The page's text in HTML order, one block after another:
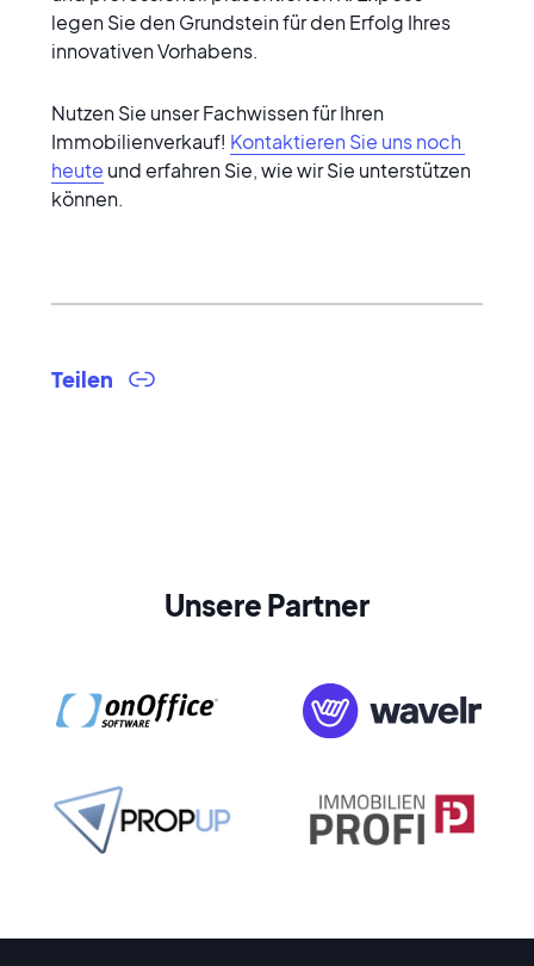
legen Sie den Grundstein für den Erfolg Ihres
innovativen Vorhabens.
Nutzen Sie unser Fachwissen für Ihren
Immobilienverkauf! Kontaktieren Sie uns noch
heute und erfahren Sie, wie wir Sie unterstützen
können.
Teilen
Unsere Partner